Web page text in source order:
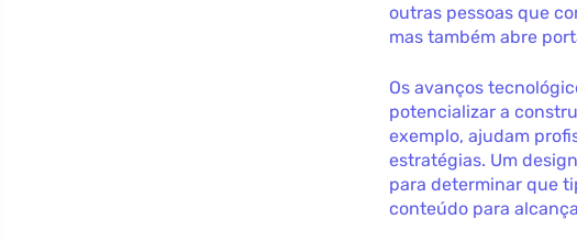
outras pessoas que
mas também abre
Os avanços
potencializar a
exemplo, ajudam
estratégias. Um
para determinar que
conteúdo para